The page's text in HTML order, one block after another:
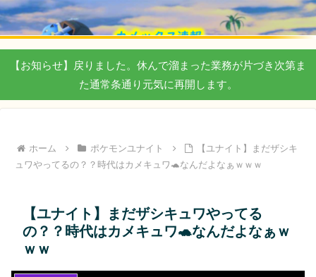
【お知らせ】戻りました。休んで溜まった業務が片づき次第ま
た通常条通り元気に再開します。
ホーム ポケモンユナイト
【ユナイト】まだザシキ
ュワやってるの？？時代はカメキュワ🐢なんだよなぁｗｗｗ
【ユナイト】まだザシキュワやってる
の？？時代はカメキュワ🐢なんだよなぁｗ
ｗｗ